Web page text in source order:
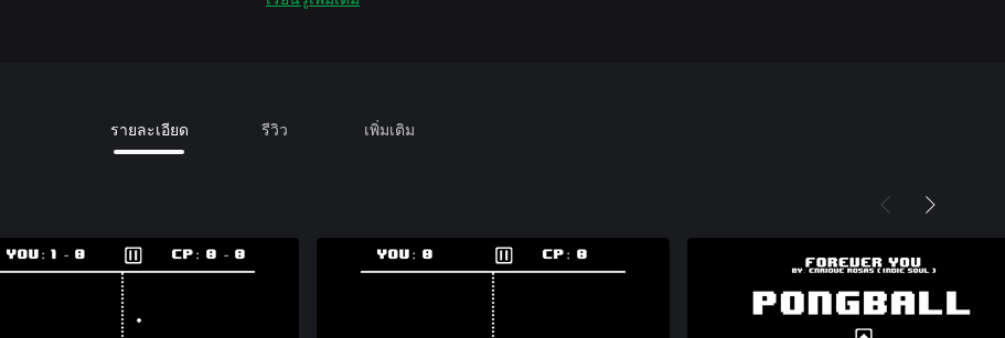
รายละเอียด รีวิว เพิ่มเติม